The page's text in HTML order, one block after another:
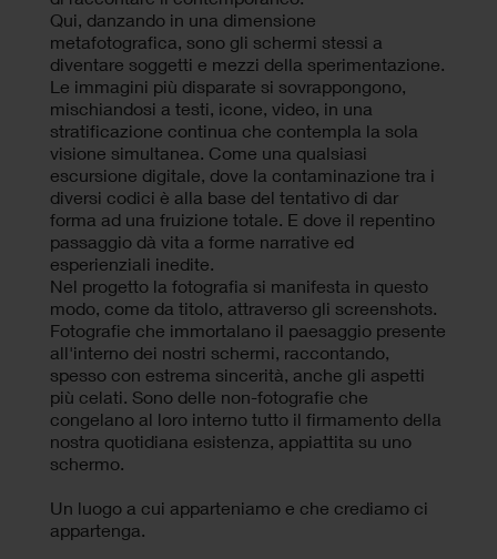
Qui, danzando in una dimensione
metafotografica, sono gli schermi stessi a
diventare soggetti e mezzi della sperimentazione.
Le immagini più disparate si sovrappongono,
mischiandosi a testi, icone, video, in una
stratificazione continua che contempla la sola
visione simultanea. Come una qualsiasi
escursione digitale, dove la contaminazione tra i
diversi codici è alla base del tentativo di dar
forma ad una fruizione totale. E dove il repentino
passaggio dà vita a forme narrative ed
esperienziali inedite.
Nel progetto la fotografia si manifesta in questo
modo, come da titolo, attraverso gli screenshots.
Fotografie che immortalano il paesaggio presente
all'interno dei nostri schermi, raccontando,
spesso con estrema sincerità, anche gli aspetti
più celati. Sono delle non-fotografie che
congelano al loro interno tutto il firmamento della
nostra quotidiana esistenza, appiattita su uno
schermo.
Un luogo a cui apparteniamo e che crediamo ci
appartenga.